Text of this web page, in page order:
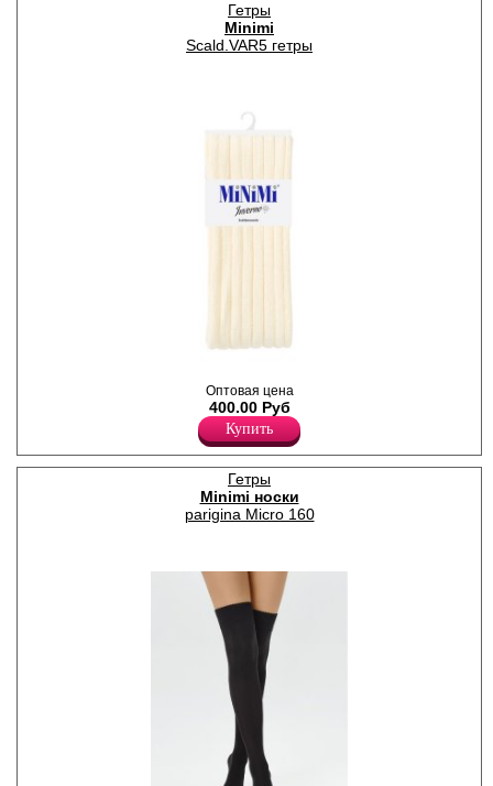
Гетры
Minimi
Scald.VAR5 гетры
480den с рисунком "лапша",
мягкие и теплые.
Акрил 75%
Полиамид 14%
Шерсть 10%
Эластан 1%
Оптовая цена
400.00 Руб
Купить
Гетры
Minimi носки
parigina Micro 160